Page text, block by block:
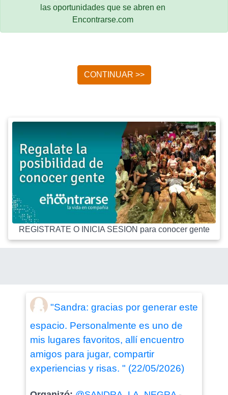
las oportunidades que se abren en
Encontrarse.com
CONTINUAR >>
REGISTRATE O INICIA SESION para conocer gente
"Sandra: gracias por generar este
espacio. Personalmente es uno de
mis lugares favoritos, allí encuentro
amigos para jugar, compartir
experiencias y risas. " (22/05/2026)